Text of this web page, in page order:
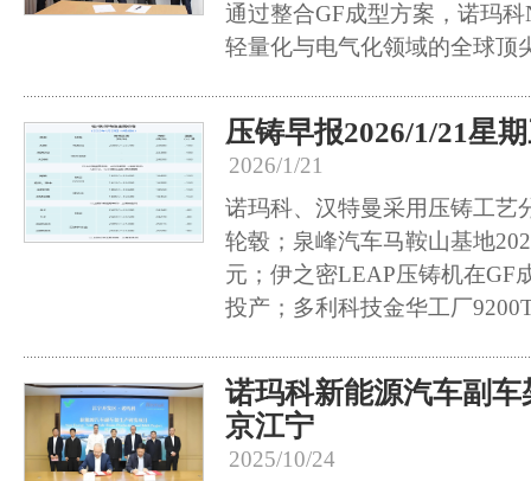
通过整合GF成型方案，诺玛
轻量化与电气化领域的全球顶
压铸早报2026/1/21星
2026/1/21
诺玛科、汉特曼采用压铸工艺
轮毂；泉峰汽车马鞍山基地
元；伊之密LEAP压铸机在GF
投产；多利科技金华工厂
诺玛科新能源汽车副
京江宁
2025/10/24